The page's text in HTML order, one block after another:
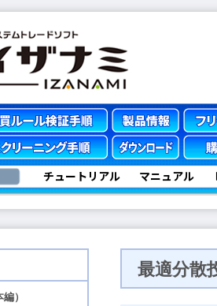
チュートリアル マニュアル
最適分散